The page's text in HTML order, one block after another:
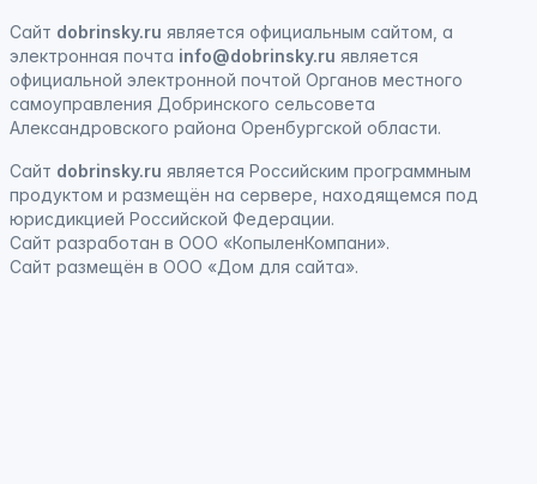
Сайт dobrinsky.ru является официальным сайтом, а
электронная почта info@dobrinsky.ru является
официальной электронной почтой Органов местного
самоуправления Добринского сельсовета
Александровского района Оренбургской области.
Сайт dobrinsky.ru является Российским программным
продуктом и размещён на сервере, находящемся под
юрисдикцией Российской Федерации.
Сайт разработан в ООО «КопыленКомпани».
Сайт размещён в ООО «Дом для сайта».